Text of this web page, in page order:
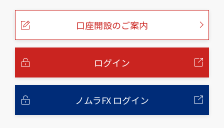
口座開設のご案内
ログイン
ノムラFX ログイン